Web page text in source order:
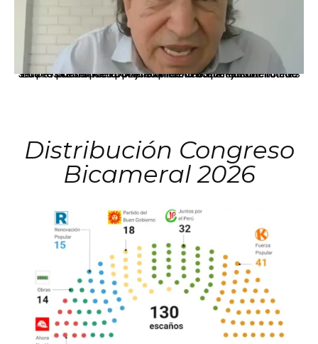
La presidenta Keiko Fujimori informó que la solicitud de indulto presentada por el expresidente Alejandro Toledo será evaluada por la Comisión de Gracias Presidenciales conforme al procedimiento establecido.
Distribución Congreso
Bicameral 2026